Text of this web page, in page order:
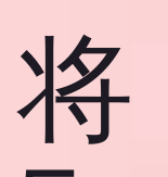
将